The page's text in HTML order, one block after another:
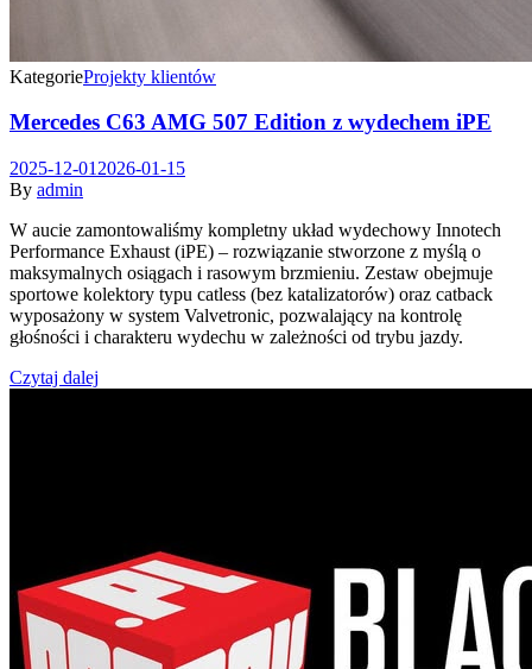
KategorieProjekty klientów
Mercedes C63 AMG 507 Edition z wydechem iPE
2025-12-01 2026-01-15
By admin
W aucie zamontowaliśmy kompletny układ wydechowy Innotech
Performance Exhaust (iPE) – rozwiązanie stworzone z myślą o
maksymalnych osiągach i rasowym brzmieniu. Zestaw obejmuje
sportowe kolektory typu catless (bez katalizatorów) oraz catback
wyposażony w system Valvetronic, pozwalający na kontrolę
głośności i charakteru wydechu w zależności od trybu jazdy.
Czytaj dalej